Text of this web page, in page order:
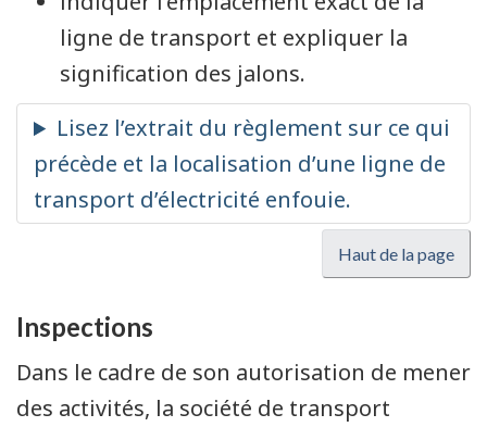
ligne de transport et expliquer la
signification des jalons.
Haut de la page
Inspections
Dans le cadre de son autorisation de mener
des activités, la société de transport